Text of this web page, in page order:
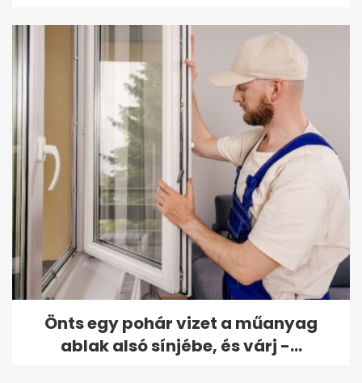
Önts egy pohár vizet a műanyag
ablak alsó sínjébe, és várj -...